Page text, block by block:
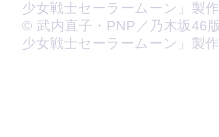
少女戦士セーラームーン」製
© 武内直子・PNP／乃木坂46
少女戦士セーラームーン」製